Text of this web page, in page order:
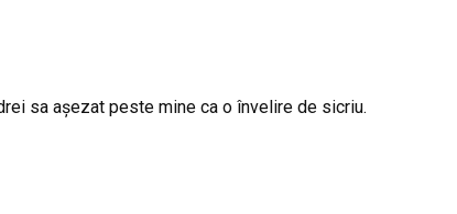
sa așezat peste mine ca o învelire de sicriu.